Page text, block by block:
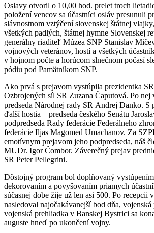
Oslavy otvoril o 10,00 hod. prelet troch
položení vencov sa účastníci osláv presunuli
slávnostnom vztýčení slovenskej štátnej
všetkých padlých, štátnej hymne Slovenskej
generálny riaditeľ Múzea SNP Stanislav
vojnových veteránov, hostí a všetkých
v hojnom počte a horúcom slnečnom počasí
pódiu pod Pamätníkom SNP.
Ako prvá s prejavom vystúpila prezidentka
Ozbrojených síl SR Zuzana Čaputová. Po nej
predseda Národnej rady SR Andrej Danko.
ďalší hostia – predseda českého Senátu
podpredseda Rady federácie Federálneho
federácie Iljas Magomed Umachanov. Za
emotívnym prejavom jeho podpredseda, náš
MUDr. Igor Čombor. Záverečný prejav
SR Peter Pellegrini.
Dôstojný program bol doplňovaný
dekorovaním a povyšovaním priamych
súčasnej dobe žije už len asi 500. Po recepcii
nasledoval najočakávanejší bod dňa, vojenská
vojenská prehliadka v Banskej Bystrici sa
auguste hneď po ukončení vojny.